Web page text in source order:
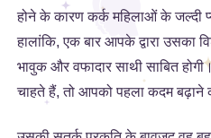
होने के कारण कर्क महिलाओं के जल्दी
हालांकि, एक बार आपके द्वारा उसका
भावुक और वफादार साथी साबित
चाहते हैं, तो आपको पहला कदम बढ़ाने